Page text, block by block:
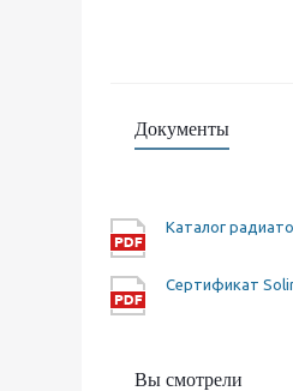
Документы
Каталог
Сертификат
Вы смотрели